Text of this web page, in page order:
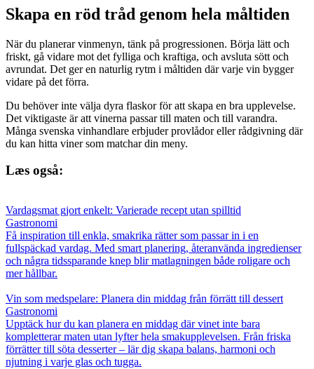
Skapa en röd tråd genom hela måltiden
När du planerar vinmenyn, tänk på progressionen. Börja lätt och
friskt, gå vidare mot det fylliga och kraftiga, och avsluta sött och
avrundat. Det ger en naturlig rytm i måltiden där varje vin bygger
vidare på det förra.
Du behöver inte välja dyra flaskor för att skapa en bra upplevelse.
Det viktigaste är att vinerna passar till maten och till varandra.
Många svenska vinhandlare erbjuder provlådor eller rådgivning där
du kan hitta viner som matchar din meny.
Læs også:
Vardagsmat gjort enkelt: Varierade recept utan spilltid
Gastronomi
Få inspiration till enkla, smakrika rätter som passar in i en
fullspäckad vardag. Med smart planering, återanvända ingredienser
och några tidssparande knep blir matlagningen både roligare och
mer hållbar.
Vin som medspelare: Planera din middag från förrätt till dessert
Gastronomi
Upptäck hur du kan planera en middag där vinet inte bara
kompletterar maten utan lyfter hela smakupplevelsen. Från friska
förrätter till söta desserter – lär dig skapa balans, harmoni och
njutning i varje glas och tugga.